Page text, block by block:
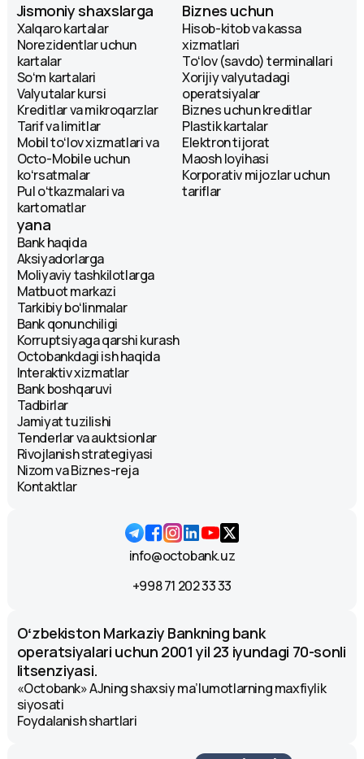
Jismoniy shaxslarga
Xalqaro kartalar
Norezidentlar uchun
kartalar
Soʻm kartalari
Valyutalar kursi
Kreditlar va mikroqarzlar
Tarif va limitlar
Mobil toʻlov xizmatlari va
Octo-Mobile uchun
koʻrsatmalar
Pul oʻtkazmalari va
kartomatlar
Biznes uchun
Hisob-kitob va kassa
xizmatlari
Toʻlov (savdo) terminallari
Xorijiy valyutadagi
operatsiyalar
Biznes uchun kreditlar
Plastik kartalar
Elektron tijorat
Maosh loyihasi
Korporativ mijozlar uchun
tariflar
yana
Bank haqida
Aksiyadorlarga
Moliyaviy tashkilotlarga
Matbuot markazi
Tarkibiy boʻlinmalar
Bank qonunchiligi
Korruptsiyaga qarshi kurash
Octobankdagi ish haqida
Interaktiv xizmatlar
Bank boshqaruvi
Tadbirlar
Jamiyat tuzilishi
Tenderlar va auktsionlar
Rivojlanish strategiyasi
Nizom va Biznes-reja
Kontaktlar
info@octobank.uz
+998 71 202 33 33
Oʻzbekiston Markaziy Bankning bank
operatsiyalari uchun 2001 yil 23 iyundagi 70-sonli
litsenziyasi.
«Octobank» AJning shaxsiy ma’lumotlarning maxfiylik
siyosati
Foydalanish shartlari